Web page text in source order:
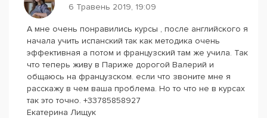
6 Травень 2019, 19:09
А мне очень понравились курсы , после английского я
начала учить испанский так как методика очень
эффективная а потом и французский там же учила. Так
что теперь живу в Париже дорогой Валерий и
общаюсь на французском. если что звоните мне я
расскажу в чем ваша проблема. Но то что не в курсах
так это точно. +33785858927
Екатерина Лищук